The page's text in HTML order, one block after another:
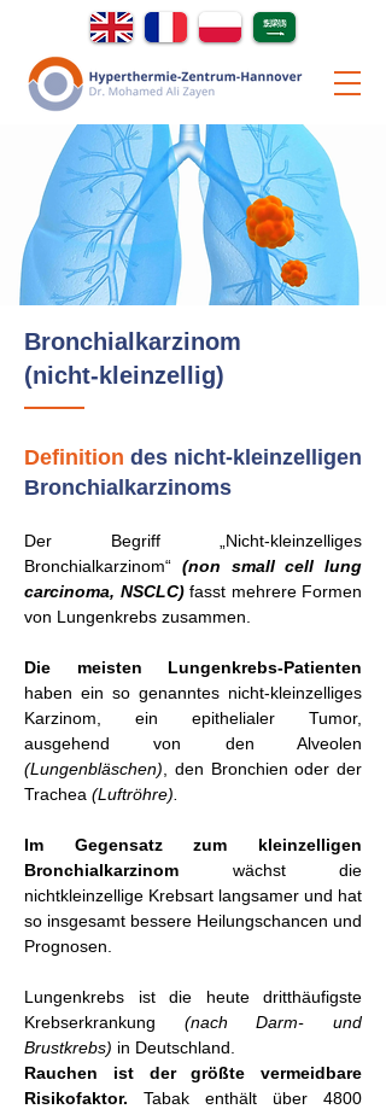
Bronchialkarzinom
(nicht-kleinzellig)
Definition des nicht-kleinzelligen
Bronchialkarzinoms
Der Begriff „Nicht-kleinzelliges
Bronchialkarzinom“ (non small cell lung
carcinoma, NSCLC)fasst mehrere Formen
von Lungenkrebs zusammen.
Die meisten Lungenkrebs-Patienten
haben ein so genanntes nicht-kleinzelliges
Karzinom, ein epithelialer Tumor,
ausgehend von den Alveolen
(Lungenbläschen) , den Bronchien oder der
Trachea (Luftröhre).
Im Gegensatz zum kleinzelligen
Bronchialkarzinom wächst die
nichtkleinzellige Krebsart langsamer und hat
so insgesamt bessere Heilungschancen und
Prognosen.
Lungenkrebs ist die heute dritthäufigste
Krebserkrankung (nach Darm- und
Brustkrebs) in Deutschland.
Rauchen ist der größte vermeidbare
Risikofaktor. Tabak enthält über 4800